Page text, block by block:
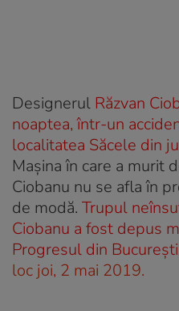
Designerul Răzvan
noaptea, într-un
localitatea Săcele din
Mașina în care a murit
Ciobanu nu se afla în
de modă. Trupul
Ciobanu a fost depus
Progresul din București
loc joi, 2 mai 2019.